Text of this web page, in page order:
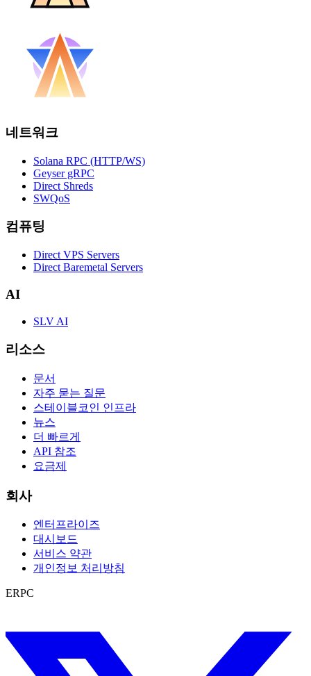
네트워크
Solana RPC (HTTP/WS)
Geyser gRPC
Direct Shreds
SWQoS
컴퓨팅
Direct VPS Servers
Direct Baremetal Servers
AI
SLV AI
리소스
문서
자주 묻는 질문
스테이블코인 인프라
뉴스
더 빠르게
API 참조
요금제
회사
엔터프라이즈
대시보드
서비스 약관
개인정보 처리방침
ERPC